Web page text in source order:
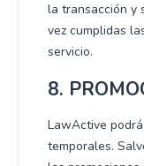
la transacción y
vez cumplidas
servicio.
8.
LawActive
temporales.